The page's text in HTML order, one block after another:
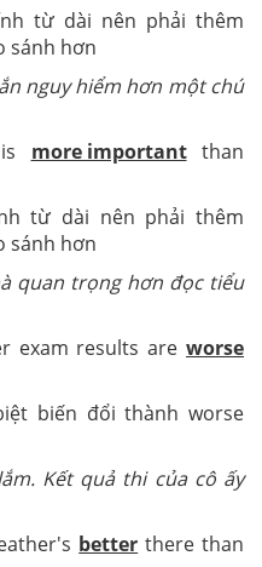
từ dài nên phải thêm
sánh hơn
nguy hiểm hơn một chú
more importantthan
từ dài nên phải thêm
sánh hơn
quan trọng hơn đọc tiểu
exam results areworse
biến đổi thành worse
Kết quả thi của cô ấy
better there than